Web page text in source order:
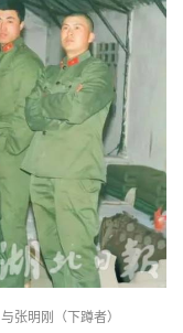
张明刚（下蹲者）